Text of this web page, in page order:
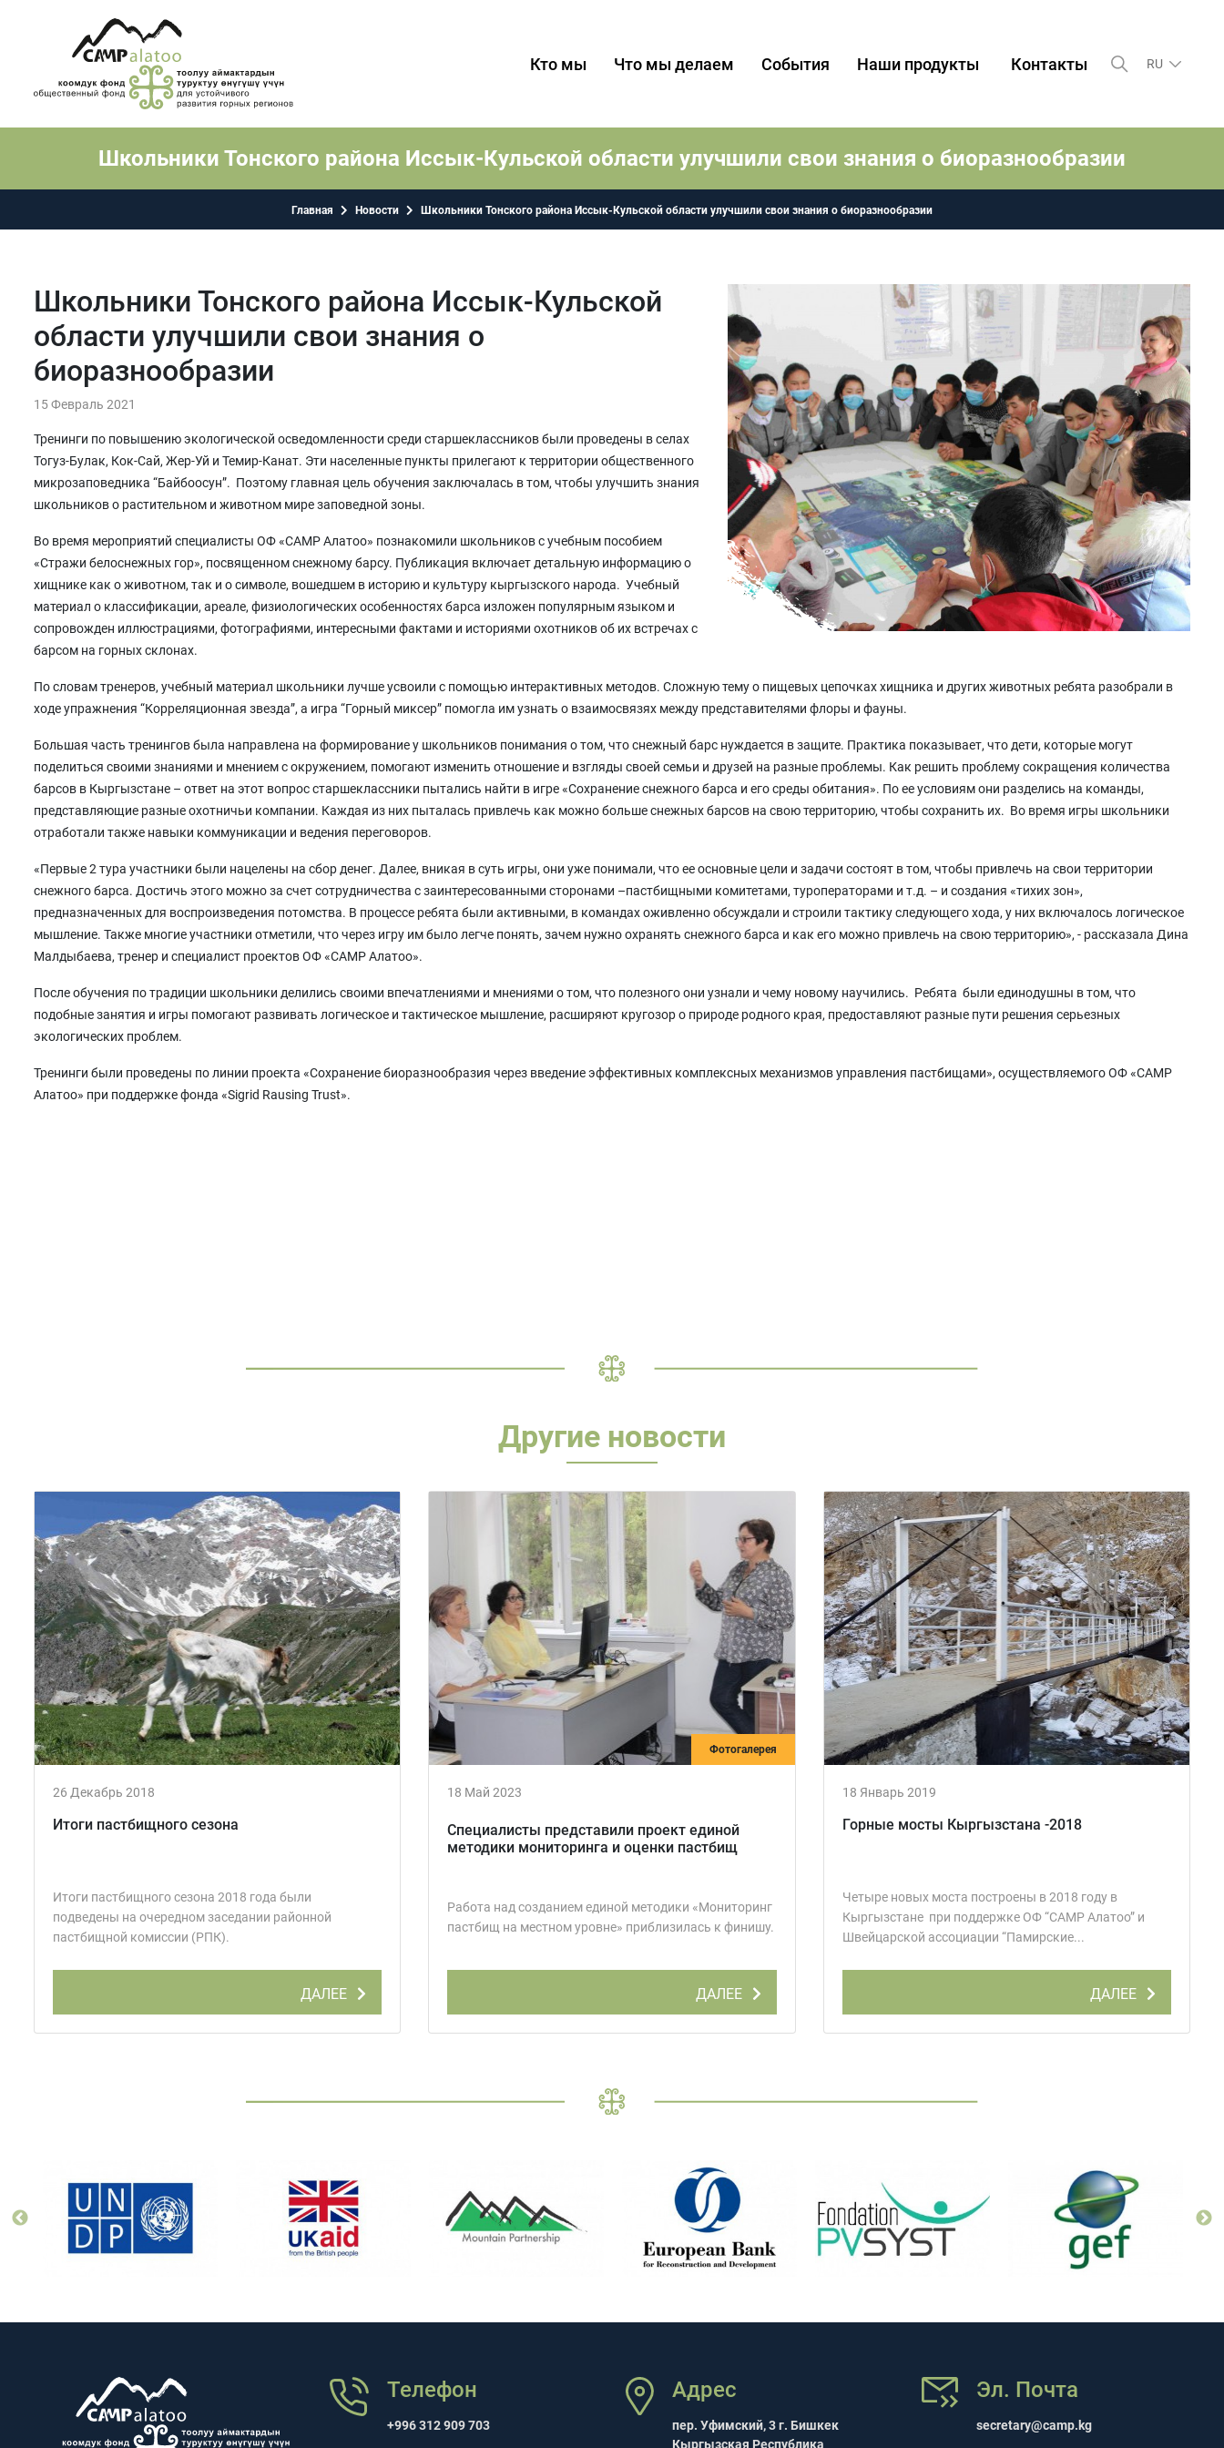
Кто мы Что мы делаем События Наши продукты Контакты RU
Школьники Тонского района Иссык-Кульской области улучшили свои знания о биоразнообразии
Главная Новости Школьники Тонского района Иссык-Кульской области улучшили свои знания о биоразнообразии
Школьники Тонского района Иссык-Кульской
области улучшили свои знания о
биоразнообразии
15 Февраль 2021
Тренинги по повышению экологической осведомленности среди старшеклассников были проведены в селах
Тогуз-Булак, Кок-Сай, Жер-Уй и Темир-Канат. Эти населенные пункты прилегают к территории общественного
микрозаповедника “Байбоосун”. Поэтому главная цель обучения заключалась в том, чтобы улучшить знания
школьников о растительном и животном мире заповедной зоны.
Во время мероприятий специалисты ОФ «САМР Алатоо» познакомили школьников с учебным пособием
«Стражи белоснежных гор», посвященном снежному барсу. Публикация включает детальную информацию о
хищнике как о животном, так и о символе, вошедшем в историю и культуру кыргызского народа. Учебный
материал о классификации, ареале, физиологических особенностях барса изложен популярным языком и
сопровожден иллюстрациями, фотографиями, интересными фактами и историями охотников об их встречах с
барсом на горных склонах.
По словам тренеров, учебный материал школьники лучше усвоили с помощью интерактивных методов. Сложную тему о пищевых цепочках хищника и других животных ребята разобрали в
ходе упражнения “Корреляционная звезда”, а игра “Горный миксер” помогла им узнать о взаимосвязях между представителями флоры и фауны.
Большая часть тренингов была направлена на формирование у школьников понимания о том, что снежный барс нуждается в защите. Практика показывает, что дети, которые могут
поделиться своими знаниями и мнением с окружением, помогают изменить отношение и взгляды своей семьи и друзей на разные проблемы. Как решить проблему сокращения количества
барсов в Кыргызстане – ответ на этот вопрос старшеклассники пытались найти в игре «Сохранение снежного барса и его среды обитания». По ее условиям они разделись на команды,
представляющие разные охотничьи компании. Каждая из них пыталась привлечь как можно больше снежных барсов на свою территорию, чтобы сохранить их. Во время игры школьники
отработали также навыки коммуникации и ведения переговоров.
«Первые 2 тура участники были нацелены на сбор денег. Далее, вникая в суть игры, они уже понимали, что ее основные цели и задачи состоят в том, чтобы привлечь на свои территории
снежного барса. Достичь этого можно за счет сотрудничества с заинтересованными сторонами –пастбищными комитетами, туроператорами и т.д. – и создания «тихих зон»,
предназначенных для воспроизведения потомства. В процессе ребята были активными, в командах оживленно обсуждали и строили тактику следующего хода, у них включалось логическое
мышление. Также многие участники отметили, что через игру им было легче понять, зачем нужно охранять снежного барса и как его можно привлечь на свою территорию», - рассказала Дина
Малдыбаева, тренер и специалист проектов ОФ «САМР Алатоо».
После обучения по традиции школьники делились своими впечатлениями и мнениями о том, что полезного они узнали и чему новому научились. Ребята были единодушны в том, что
подобные занятия и игры помогают развивать логическое и тактическое мышление, расширяют кругозор о природе родного края, предоставляют разные пути решения серьезных
экологических проблем.
Тренинги были проведены по линии проекта «Сохранение биоразнообразия через введение эффективных комплексных механизмов управления пастбищами», осуществляемого ОФ «САМР
Алатоо» при поддержке фонда «Sigrid Rausing Trust».
Другие новости
26 Декабрь 2018
Итоги пастбищного сезона
Итоги пастбищного сезона 2018 года были
подведены на очередном заседании районной
пастбищной комиссии (РПК).
ДАЛЕЕ
Фотогалерея
18 Май 2023
Специалисты представили проект единой
методики мониторинга и оценки пастбищ
Работа над созданием единой методики «Мониторинг
пастбищ на местном уровне» приблизилась к финишу.
ДАЛЕЕ
18 Январь 2019
Горные мосты Кыргызстана -2018
Четыре новых моста построены в 2018 году в
Кыргызстане при поддержке ОФ “CAMP Алатоо” и
Швейцарской ассоциации “Памирские...
ДАЛЕЕ
Телефон
+996 312 909 703
Адрес
пер. Уфимский, 3 г. Бишкек
Кыргызская Республика
Эл. Почта
secretary@camp.kg